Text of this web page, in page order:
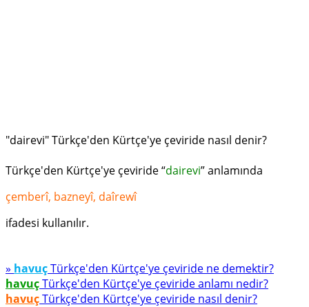
"dairevi" Türkçe'den Kürtçe'ye çeviride nasıl denir?
Türkçe'den Kürtçe'ye çeviride “dairevi” anlamında
çemberî, bazneyî, daîrewî
ifadesi kullanılır.
» havuçTürkçe'den Kürtçe'ye çeviride ne demektir?
havuçTürkçe'den Kürtçe'ye çeviride anlamı nedir?
havuçTürkçe'den Kürtçe'ye çeviride nasıl denir?